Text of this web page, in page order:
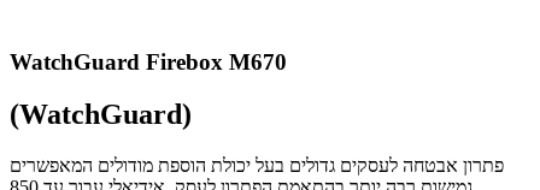
WatchGuard Firebox M670
(WatchGuard)
פתרון אבטחה לעסקים גדולים בעל יכולת הוספת מודולים המאפשרים